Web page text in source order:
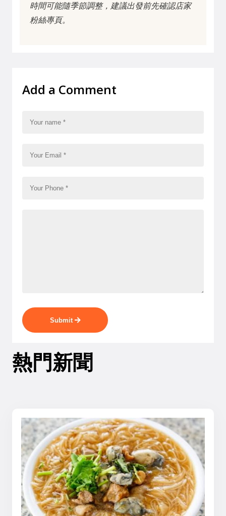
時間可能隨季節調整，建議出發前先確認店家
粉絲專頁。
Add a Comment
Submit
熱門新聞